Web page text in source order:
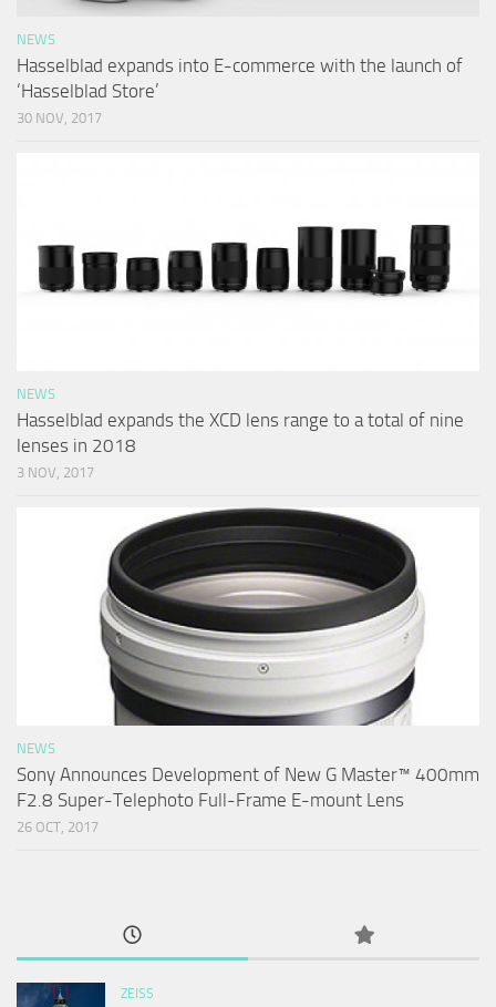
NEWS
Hasselblad expands into E-commerce with the launch of
‘Hasselblad Store’
30 NOV, 2017
NEWS
Hasselblad expands the XCD lens range to a total of nine
lenses in 2018
3 NOV, 2017
NEWS
Sony Announces Development of New G Master™ 400mm
F2.8 Super-Telephoto Full-Frame E-mount Lens
26 OCT, 2017
ZEISS